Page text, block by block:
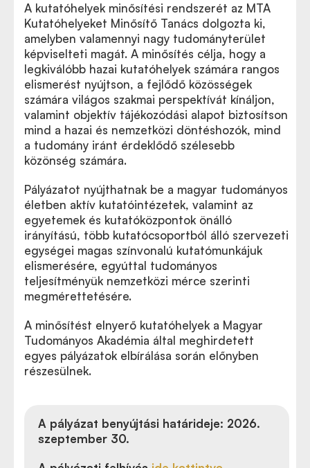
A kutatóhelyek minősítési rendszerét az MTA
Kutatóhelyeket Minősítő Tanács dolgozta ki,
amelyben valamennyi nagy tudományterület
képviselteti magát. A minősítés célja, hogy a
legkiválóbb hazai kutatóhelyek számára rangos
elismerést nyújtson, a fejlődő közösségek
számára világos szakmai perspektívát kínáljon,
valamint objektív tájékozódási alapot biztosítson
mind a hazai és nemzetközi döntéshozók, mind
a tudomány iránt érdeklődő szélesebb
közönség számára.
Pályázatot nyújthatnak be a magyar tudományos
életben aktív kutatóintézetek, valamint az
egyetemek és kutatóközpontok önálló
irányítású, több kutatócsoportból álló szervezeti
egységei magas színvonalú kutatómunkájuk
elismerésére, egyúttal tudományos
teljesítményük nemzetközi mérce szerinti
megmérettetésére.
A minősítést elnyerő kutatóhelyek a Magyar
Tudományos Akadémia által meghirdetett
egyes pályázatok elbírálása során előnyben
részesülnek.
A pályázat benyújtási határideje: 2026.
szeptember 30.